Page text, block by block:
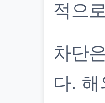
적으
차단
다.